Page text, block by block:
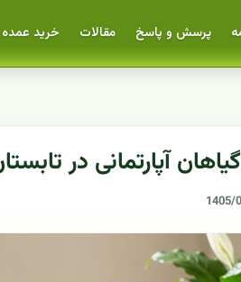
پرسش و پاسخ مقالات خرید عمده
آپارتمانی در
1405/